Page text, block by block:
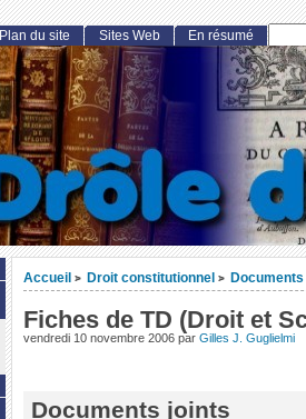
Accueil > Droit constitutionnel >
Fiches de TD (Droit et
vendredi 10 novembre 2006 par Gilles J. Guglielmi
Documents joints
Plan du site Sites Web En résumé